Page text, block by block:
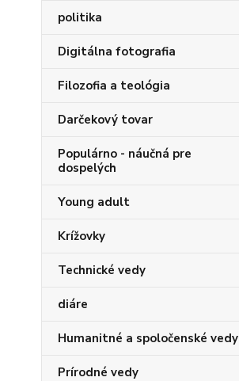
politika
Digitálna fotografia
Filozofia a teológia
Darčekový tovar
Populárno - náučná pre
dospelých
Young adult
Krížovky
Technické vedy
diáre
Humanitné a spoločenské vedy
Prírodné vedy